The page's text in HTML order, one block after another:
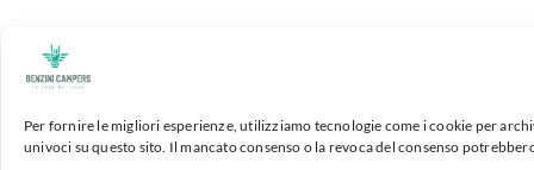
Per fornire le migliori esperienze, utilizziamo tecnologie come i cookie per
univoci su questo sito. Il mancato consenso o la revoca del consenso